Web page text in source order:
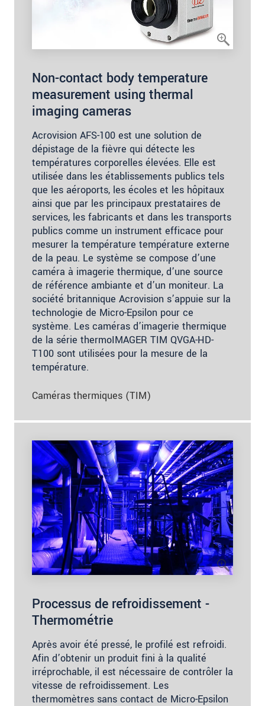
Non-contact body temperature
measurement using thermal
imaging cameras
Acrovision AFS-100 est une solution de
dépistage de la fièvre qui détecte les
températures corporelles élevées. Elle est
utilisée dans les établissements publics tels
que les aéroports, les écoles et les hôpitaux
ainsi que par les principaux prestataires de
services, les fabricants et dans les transports
publics comme un instrument efficace pour
mesurer la température température externe
de la peau. Le système se compose d’une
caméra à imagerie thermique, d’une source
de référence ambiante et d’un moniteur. La
société britannique Acrovision s’appuie sur la
technologie de Micro-Epsilon pour ce
système. Les caméras d’imagerie thermique
de la série thermoIMAGER TIM QVGA-HD-
T100 sont utilisées pour la mesure de la
température.
Caméras thermiques (TIM)
Processus de refroidissement -
Thermométrie
Après avoir été pressé, le profilé est refroidi.
Afin d’obtenir un produit fini à la qualité
irréprochable, il est nécessaire de contrôler la
vitesse de refroidissement. Les
thermomètres sans contact de Micro-Epsilon